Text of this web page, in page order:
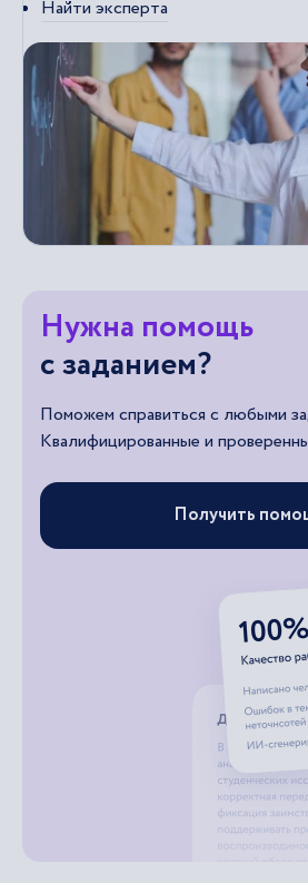
Найти эксперта
Нужна помощь
с заданием?
Поможем справиться с любыми
Квалифицированные и
Получить